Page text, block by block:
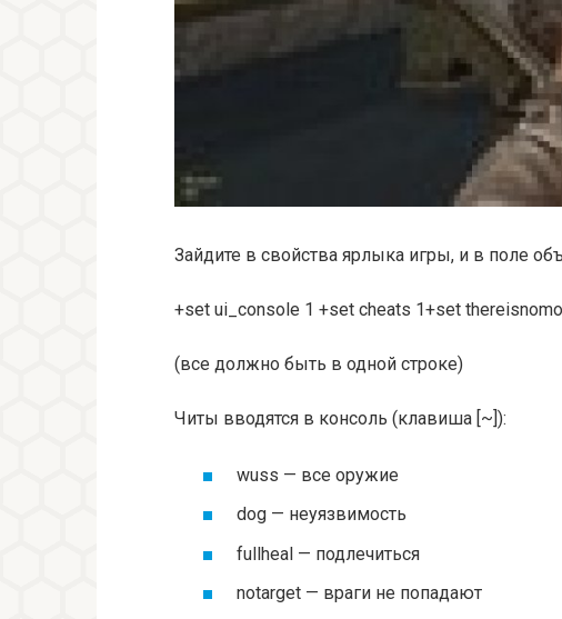
Зайдите в свойства ярлыка игры, и в поле
+set ui_console 1 +set cheats 1+set
(все должно быть в одной строке)
Читы вводятся в консоль (клавиша [~]):
wuss — все оружие
dog — неуязвимость
fullheal — подлечиться
notarget — враги не попадают